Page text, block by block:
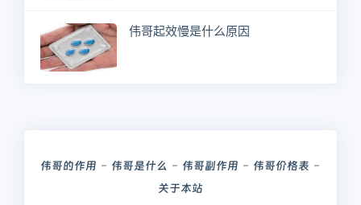
伟哥起效慢是什么原因
伟哥的作用 伟哥是什么 伟哥副作用
伟哥价格表
关于本站